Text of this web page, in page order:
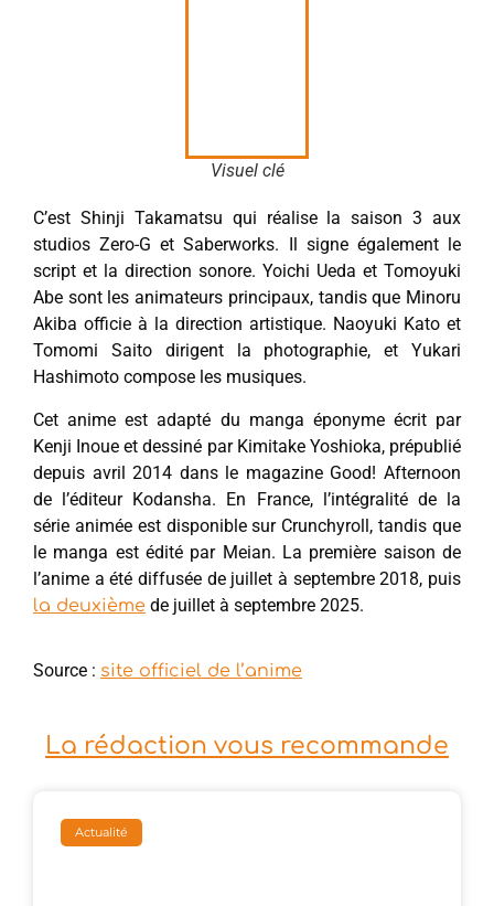
Visuel clé
C’est Shinji Takamatsu qui réalise la saison 3 aux
studios Zero-G et Saberworks. Il signe également le
script et la direction sonore. Yoichi Ueda et Tomoyuki
Abe sont les animateurs principaux, tandis que Minoru
Akiba officie à la direction artistique. Naoyuki Kato et
Tomomi Saito dirigent la photographie, et Yukari
Hashimoto compose les musiques.
Cet anime est adapté du manga éponyme écrit par
Kenji Inoue et dessiné par Kimitake Yoshioka, prépublié
depuis avril 2014 dans le magazine Good! Afternoon
de l’éditeur Kodansha. En France, l’intégralité de la
série animée est disponible sur Crunchyroll, tandis que
le manga est édité par Meian. La première saison de
l’anime a été diffusée de juillet à septembre 2018, puis
la deuxième de juillet à septembre 2025.
Source : site officiel de l’anime
La rédaction vous recommande
Actualité